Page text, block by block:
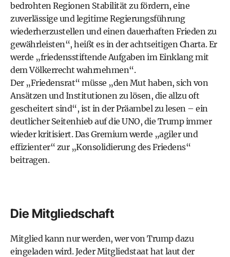
bedrohten Regionen Stabilität zu fördern, eine
zuverlässige und legitime Regierungsführung
wiederherzustellen und einen dauerhaften Frieden zu
gewährleisten“, heißt es in der achtseitigen Charta. Er
werde „friedensstiftende Aufgaben im Einklang mit
dem Völkerrecht wahrnehmen“.
Der „Friedensrat“ müsse „den Mut haben, sich von
Ansätzen und Institutionen zu lösen, die allzu oft
gescheitert sind“, ist in der Präambel zu lesen – ein
deutlicher Seitenhieb auf die UNO, die Trump immer
wieder kritisiert. Das Gremium werde „agiler und
effizienter“ zur „Konsolidierung des Friedens“
beitragen.
Die Mitgliedschaft
Mitglied kann nur werden, wer von Trump dazu
eingeladen wird. Jeder Mitgliedstaat hat laut der